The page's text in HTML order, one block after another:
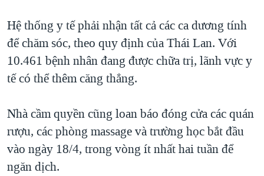
Hệ thống y tế phải nhận tất cả các ca dương tính
để chăm sóc, theo quy định của Thái Lan. Với
10.461 bệnh nhân đang được chữa trị, lãnh vực y
tế có thể thêm căng thẳng.
Nhà cầm quyền cũng loan báo đóng cửa các quán
rượu, các phòng massage và trường học bắt đầu
vào ngày 18/4, trong vòng ít nhất hai tuần để
ngăn dịch.